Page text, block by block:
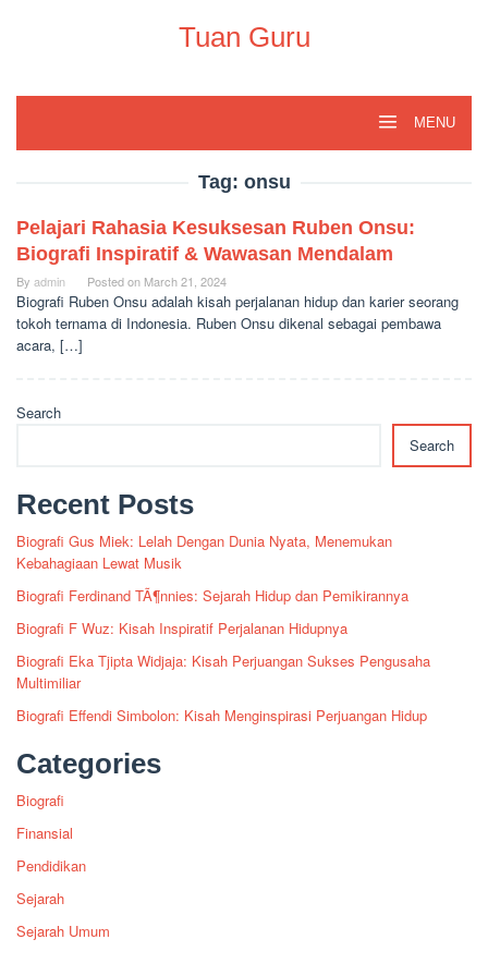
Tuan Guru
MENU
Tag: onsu
Pelajari Rahasia Kesuksesan Ruben Onsu:
Biografi Inspiratif & Wawasan Mendalam
By admin Posted on March 21, 2024
Biografi Ruben Onsu adalah kisah perjalanan hidup dan karier seorang
tokoh ternama di Indonesia. Ruben Onsu dikenal sebagai pembawa
acara, […]
Search
Search
Recent Posts
Biografi Gus Miek: Lelah Dengan Dunia Nyata, Menemukan
Kebahagiaan Lewat Musik
Biografi Ferdinand TÃ¶nnies: Sejarah Hidup dan Pemikirannya
Biografi F Wuz: Kisah Inspiratif Perjalanan Hidupnya
Biografi Eka Tjipta Widjaja: Kisah Perjuangan Sukses Pengusaha
Multimiliar
Biografi Effendi Simbolon: Kisah Menginspirasi Perjuangan Hidup
Categories
Biografi
Finansial
Pendidikan
Sejarah
Sejarah Umum